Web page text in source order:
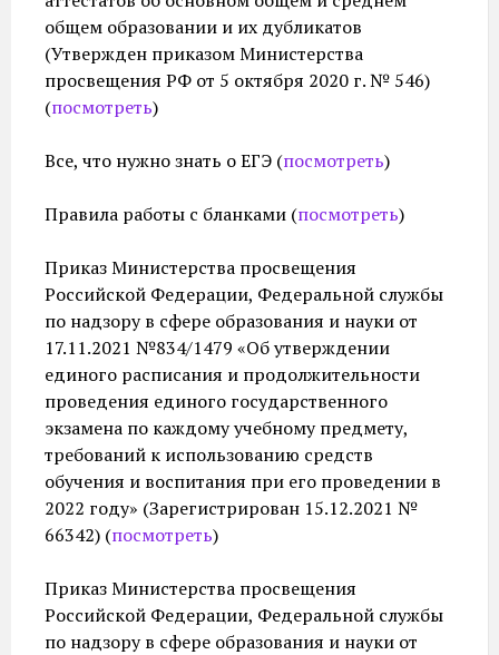
общем образовании и их дубликатов
(Утвержден приказом Министерства
просвещения РФ от 5 октября 2020 г. № 546)
(посмотреть)
Все, что нужно знать о ЕГЭ (посмотреть)
Правила работы с бланками (посмотреть)
Приказ Министерства просвещения
Российской Федерации, Федеральной службы
по надзору в сфере образования и науки от
17.11.2021 №834/1479 «Об утверждении
единого расписания и продолжительности
проведения единого государственного
экзамена по каждому учебному предмету,
требований к использованию средств
обучения и воспитания при его проведении в
2022 году» (Зарегистрирован 15.12.2021 №
66342) (посмотреть)
Приказ Министерства просвещения
Российской Федерации, Федеральной службы
по надзору в сфере образования и науки от